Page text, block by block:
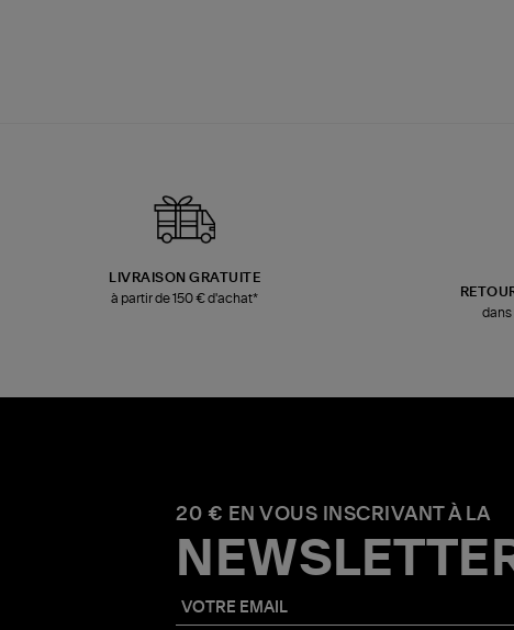
LIVRAISON GRATUITE
à partir de 150 € d'achat*
dans
20 € EN VOUS INSCRIVANT À LA